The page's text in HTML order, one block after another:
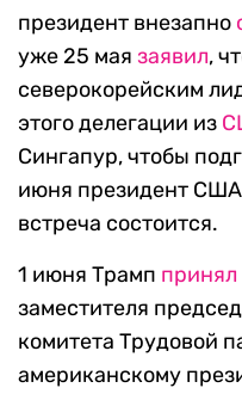
президент внезапно
уже 25 мая заявил,
северокорейским
этого делегации из
Сингапур, чтобы
июня президент
встреча состоится.
1 июня Трамп принял
заместителя
комитета Трудовой
американскому